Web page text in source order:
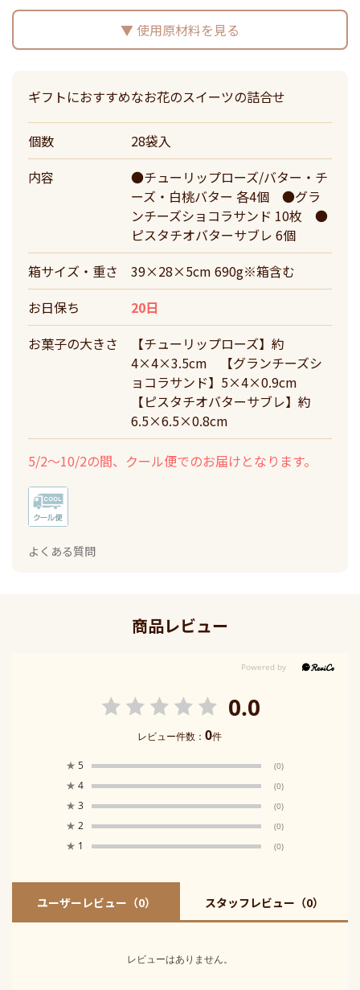
使用原材料を見る
ギフトにおすすめなお花のスイーツの詰合せ
個数
28袋入
内容
●チューリップローズ/バター・チ
ーズ・白桃バター 各4個 ●グラ
ンチーズショコラサンド 10枚 ●
ピスタチオバターサブレ 6個
箱サイズ・重さ
39×28×5cm 690g※箱含む
お日保ち
20日
お菓子の大きさ
【チューリップローズ】約
4×4×3.5cm 【グランチーズシ
ョコラサンド】5×4×0.9cm
【ピスタチオバターサブレ】約
6.5×6.5×0.8cm
5/2～10/2の間、クール便でのお届けとなります。
よくある質問
商品レビュー
0.0
レビュー件数：0件
★ 5 (0)
★ 4 (0)
★ 3 (0)
★ 2 (0)
★ 1 (0)
ユーザーレビュー （0） スタッフレビュー （0）
レビューはありません。